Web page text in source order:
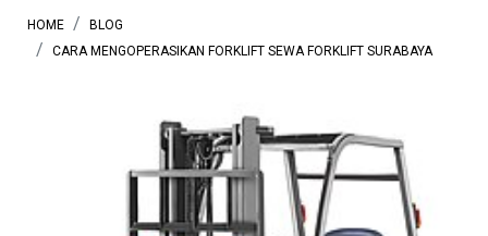
HOME
BLOG
CARA MENGOPERASIKAN FORKLIFT SEWA FORKLIFT SURABAYA